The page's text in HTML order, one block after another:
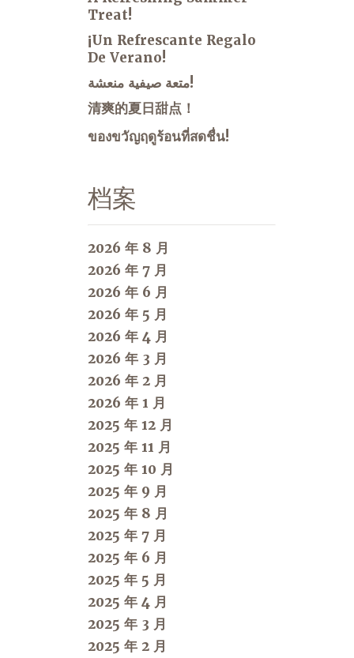
Treat!
¡Un Refrescante Regalo
De Verano!
متعة صيفية منعشة!
清爽的夏日甜点！
ของขวัญฤดูร้อนที่สดชื่น!
档案
2026 年 8 月
2026 年 7 月
2026 年 6 月
2026 年 5 月
2026 年 4 月
2026 年 3 月
2026 年 2 月
2026 年 1 月
2025 年 12 月
2025 年 11 月
2025 年 10 月
2025 年 9 月
2025 年 8 月
2025 年 7 月
2025 年 6 月
2025 年 5 月
2025 年 4 月
2025 年 3 月
2025 年 2 月